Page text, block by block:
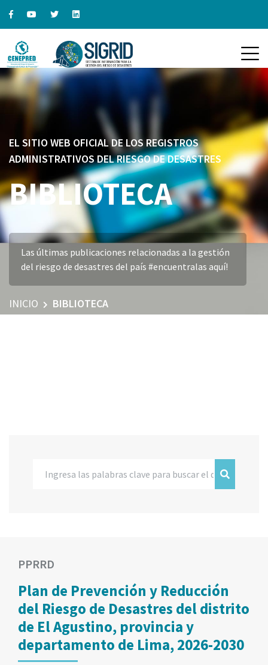
EL SITIO WEB OFICIAL DE LOS REGISTROS
ADMINISTRATIVOS DEL RIESGO DE DESASTRES
BIBLIOTECA
Las últimas publicaciones relacionadas a la gestión
del riesgo de desastres del país #encuentralas aquí!
INICIO BIBLIOTECA
PPRRD
Plan de Prevención y Reducción
del Riesgo de Desastres del distrito
de El Agustino, provincia y
departamento de Lima, 2026-2030